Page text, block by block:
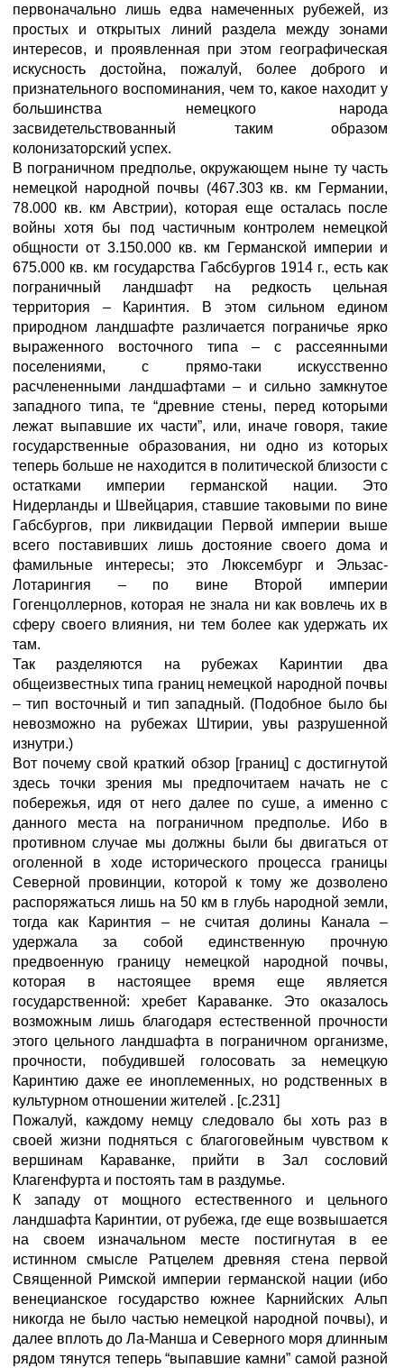
первоначально лишь едва намеченных рубежей, из
простых и открытых линий раздела между зонами
интересов, и проявленная при этом географическая
искусность достойна, пожалуй, более доброго и
признательного воспоминания, чем то, какое находит у
большинства немецкого народа
засвидетельствованный таким образом
колонизаторский успех.
В пограничном предполье, окружающем ныне ту часть
немецкой народной почвы (467.303 кв. км Германии,
78.000 кв. км Австрии), которая еще осталась после
войны хотя бы под частичным контролем немецкой
общности от 3.150.000 кв. км Германской империи и
675.000 кв. км государства Габсбургов 1914 г., есть как
пограничный ландшафт на редкость цельная
территория – Каринтия. В этом сильном едином
природном ландшафте различается пограничье ярко
выраженного восточного типа – с рассеянными
поселениями, с прямо-таки искусственно
расчлененными ландшафтами – и сильно замкнутое
западного типа, те “древние стены, перед которыми
лежат выпавшие их части”, или, иначе говоря, такие
государственные образования, ни одно из которых
теперь больше не находится в политической близости с
остатками империи германской нации. Это
Нидерланды и Швейцария, ставшие таковыми по вине
Габсбургов, при ликвидации Первой империи выше
всего поставивших лишь достояние своего дома и
фамильные интересы; это Люксембург и Эльзас-
Лотарингия – по вине Второй империи
Гогенцоллернов, которая не знала ни как вовлечь их в
сферу своего влияния, ни тем более как удержать их
там.
Так разделяются на рубежах Каринтии два
общеизвестных типа границ немецкой народной почвы
– тип восточный и тип западный. (Подобное было бы
невозможно на рубежах Штирии, увы разрушенной
изнутри.)
Вот почему свой краткий обзор [границ] с достигнутой
здесь точки зрения мы предпочитаем начать не с
побережья, идя от него далее по суше, а именно с
данного места на пограничном предполье. Ибо в
противном случае мы должны были бы двигаться от
оголенной в ходе исторического процесса границы
Северной провинции, которой к тому же дозволено
распоряжаться лишь на 50 км в глубь народной земли,
тогда как Каринтия – не считая долины Канала –
удержала за собой единственную прочную
предвоенную границу немецкой народной почвы,
которая в настоящее время еще является
государственной: хребет Караванке. Это оказалось
возможным лишь благодаря естественной прочности
этого цельного ландшафта в пограничном организме,
прочности, побудившей голосовать за немецкую
Каринтию даже ее иноплеменных, но родственных в
культурном отношении жителей . [с.231]
Пожалуй, каждому немцу следовало бы хоть раз в
своей жизни подняться с благоговейным чувством к
вершинам Караванке, прийти в Зал сословий
Клагенфурта и постоять там в раздумье.
К западу от мощного естественного и цельного
ландшафта Каринтии, от рубежа, где еще возвышается
на своем изначальном месте постигнутая в ее
истинном смысле Ратцелем древняя стена первой
Священной Римской империи германской нации (ибо
венецианское государство южнее Карнийских Альп
никогда не было частью немецкой народной почвы), и
далее вплоть до Ла-Манша и Северного моря длинным
рядом тянутся теперь “выпавшие камни” самой разной